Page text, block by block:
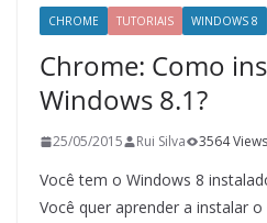
CHROME TUTORIAIS WINDOWS 8
Chrome: Como
Windows 8.1?
25/05/2015 Rui Silva 3564 Views
Você tem o Windows 8
Você quer aprender a instalar